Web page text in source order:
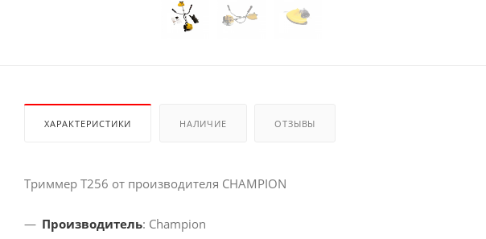
ХАРАКТЕРИСТИКИ НАЛИЧИЕ ОТЗЫВЫ
Триммер Т256 от производителя CHAMPION
Производитель: Champion